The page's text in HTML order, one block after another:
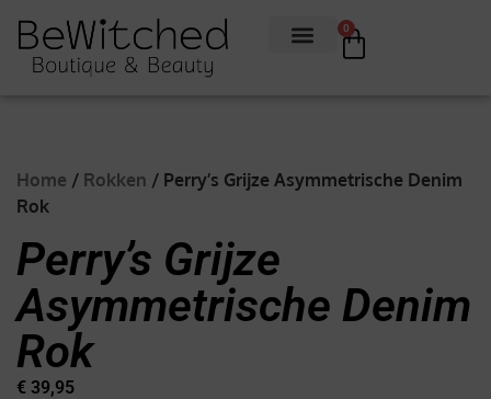
0
Home / Rokken / Perry’s Grijze Asymmetrische Denim
Rok
Perry’s Grijze
Asymmetrische Denim
Rok
€ 39,95